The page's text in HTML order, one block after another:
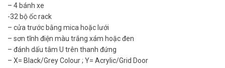
– 4 bánh xe
-32 bộ ốc rack
– cửa trước bằng mica hoặc lưới
– sơn tĩnh điện màu trắng xám hoặc đen
– đánh dấu tâm U trên thanh đứng
– X= Black/Grey Colour ; Y= Acrylic/Grid Door